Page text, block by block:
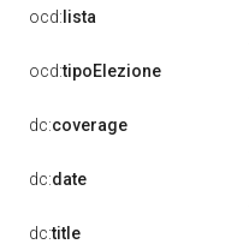
ocd: lista
ocd:tipoElezione
dc:coverage
dc:date
dc:title